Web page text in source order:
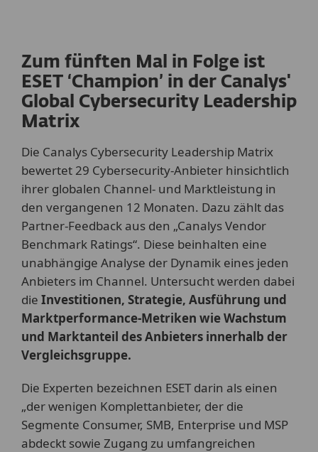
Zum fünften Mal in Folge ist
ESET ‘Champion’ in der Canalys'
Global Cybersecurity Leadership
Matrix
Die Canalys Cybersecurity Leadership Matrix
bewertet 29 Cybersecurity-Anbieter hinsichtlich
ihrer globalen Channel- und Marktleistung in
den vergangenen 12 Monaten. Dazu zählt das
Partner-Feedback aus den „Canalys Vendor
Benchmark Ratings“. Diese beinhalten eine
unabhängige Analyse der Dynamik eines jeden
Anbieters im Channel. Untersucht werden dabei
die Investitionen, Strategie, Ausführung und
Marktperformance-Metriken wie Wachstum
und Marktanteil des Anbieters innerhalb der
Vergleichsgruppe.
Die Experten bezeichnen ESET darin als einen
„der wenigen Komplettanbieter, der die
Segmente Consumer, SMB, Enterprise und MSP
abdeckt sowie Zugang zu umfangreichen